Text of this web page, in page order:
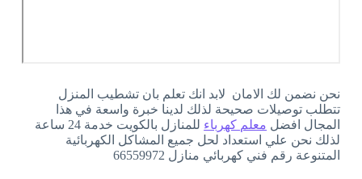
نحن نضمن لك الامان لابد انك تعلم بان تشطيب المنزل
تتطلب توصيلات صحيحة لذلك لدينا خبرة واسعة في هذا
المجال افضل معلم كهرباء
للمنازل بالكويت خدمة 24 ساعة
لذلك نحن علي استعداد لحل جميع المشاكل الكهربائية
المتنوعة رقم فني كهربائي منازل 66559972